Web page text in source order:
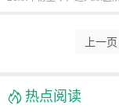
上一页
热点阅读